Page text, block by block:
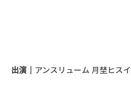
出演｜ アンスリューム 月埜ヒスイ